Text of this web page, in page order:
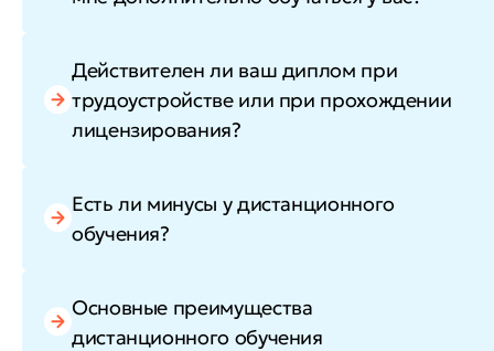
Действителен ли ваш диплом при
трудоустройстве или при прохождении
лицензирования?
Есть ли минусы у дистанционного
обучения?
Основные преимущества
дистанционного обучения